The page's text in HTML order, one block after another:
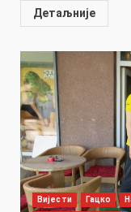
Детаљније
Вијести Гацко